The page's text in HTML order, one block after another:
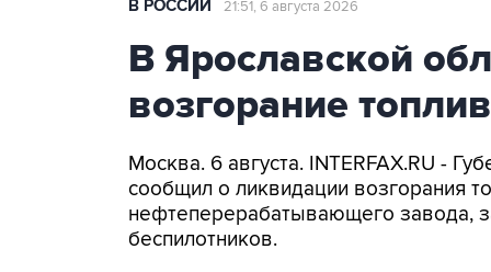
В РОССИИ 21:51, 6 августа 2026
В Ярославской
возгорание
Москва. 6 августа. INTERFAX.RU -
сообщил о ликвидации возгорания
нефтеперерабатывающего завода,
беспилотников.